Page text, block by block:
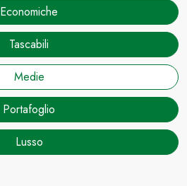
Economiche
Tascabili
Medie
Portafoglio
Lusso